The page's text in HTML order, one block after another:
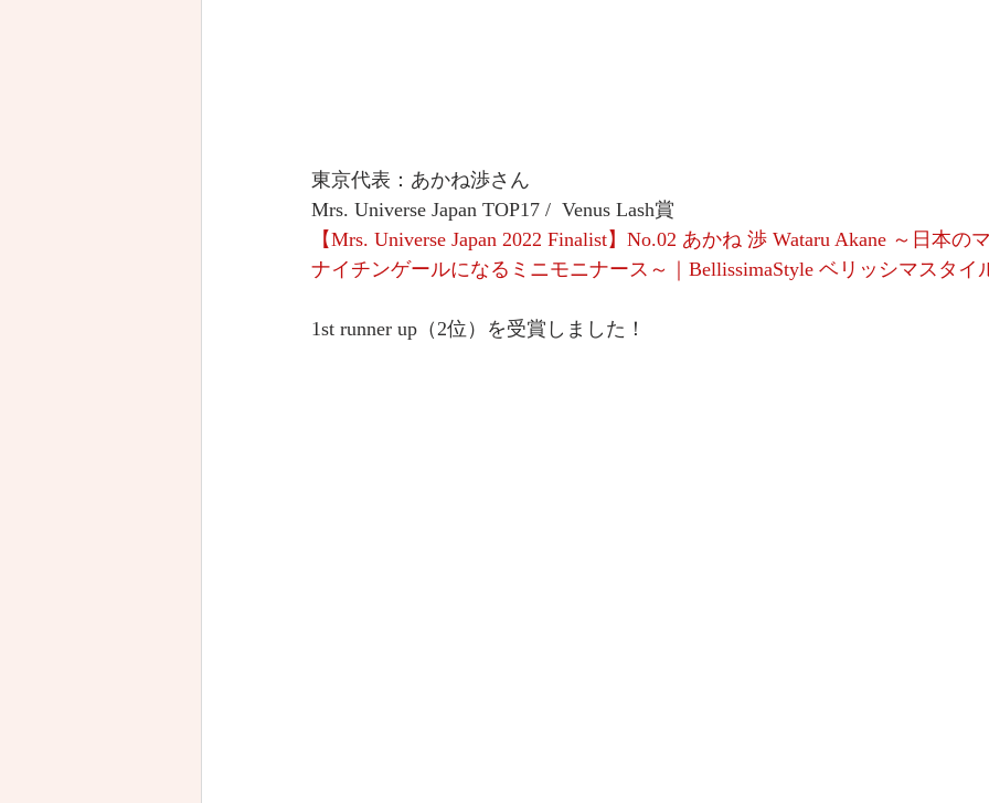
東京代表：あかね渉さん
Mrs. Universe Japan TOP17 /  Venus Lash賞
【Mrs. Universe Japan 2022 Finalist】No.02 あかね 渉 Wataru Akane ～日本の
ナイチンゲールになるミニモニナース～｜BellissimaStyle ベリッシマスタイ
1st runner up（2位）を受賞しました！